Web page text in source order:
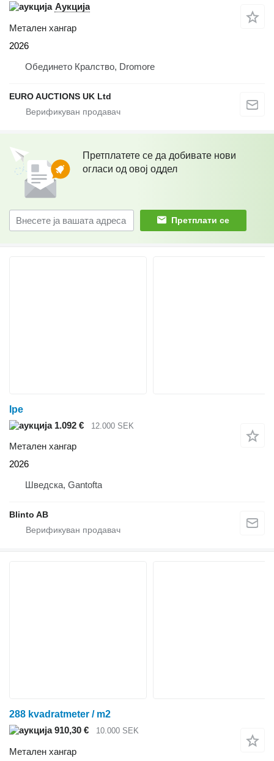
Аукција
Метален хангар
2026
Обединето Кралство, Dromore
EURO AUCTIONS UK Ltd
Претплатете се да добивате нови
огласи од овој оддел
Претплати се
Ipe
1.092 €
12.000 SEK
Метален хангар
2026
Шведска, Gantofta
Blinto AB
288 kvadratmeter / m2
910,30 €
10.000 SEK
Метален хангар